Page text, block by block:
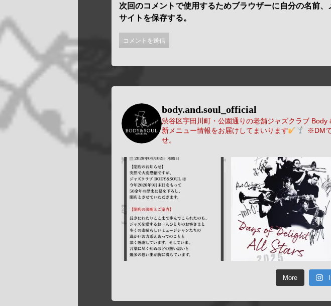
次回のコメントで使用するためブラウザーに自分の名前、
サイトを保存する。
body.and.soul_official
渋谷区宇田川町・公園通りの老舗ジャズクラブ Body
新メニュー情報をお届けしてまいります
※DM
せ。
More